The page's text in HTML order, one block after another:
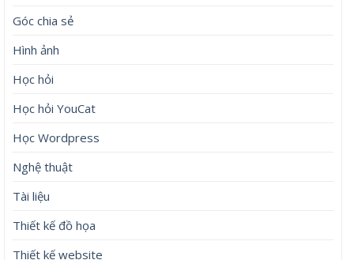
Góc chia sẻ
Hình ảnh
Học hỏi
Học hỏi YouCat
Học Wordpress
Nghệ thuật
Tài liệu
Thiết kế đồ họa
Thiết kế website